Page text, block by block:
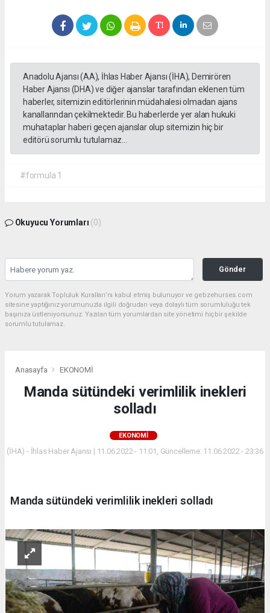
Anadolu Ajansı (AA), İhlas Haber Ajansı (İHA), Demirören
Haber Ajansı (DHA) ve diğer ajanslar tarafından eklenen tüm
haberler, sitemizin editörlerinin müdahalesi olmadan ajans
kanallarından çekilmektedir. Bu haberlerde yer alan hukuki
muhataplar haberi geçen ajanslar olup sitemizin hiç bir
editörü sorumlu tutulamaz...
#formula 1
Okuyucu Yorumları (0)
Gönder
Yorum yazarak Topluluk Kuralları’nı kabul etmiş bulunuyor ve gebzehurses.com
sitesine yaptığınız yorumunuzla ilgili doğrudan veya dolaylı tüm sorumluluğu tek
başınıza üstleniyorsunuz. Yazılan tüm yorumlardan site yönetimi hiçbir şekilde
sorumlu tutulamaz.
Anasayfa EKONOMİ
Manda sütündeki verimlilik inekleri
solladı
EKONOMİ
(İHA) - İhlas Haber Ajansı | 11.06.2022 - 11:01, Güncelleme: 11.06.2022 - 23:36
Manda sütündeki verimlilik inekleri solladı